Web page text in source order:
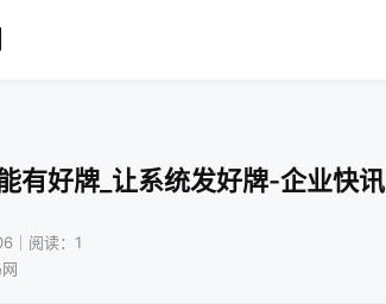
有好牌_让系统发好牌-企业快讯
｜阅读：1